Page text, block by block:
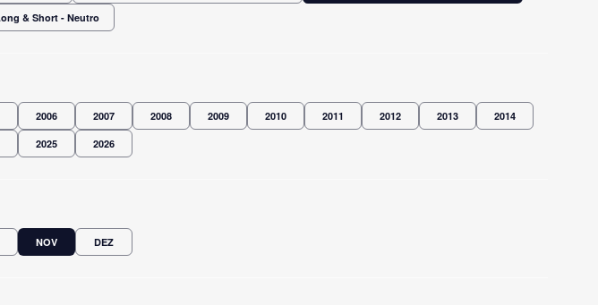
& Short - Neutro
2006 2007 2008 2009 2010 2011 2012 2013 2014
2025 2026
NOV DEZ